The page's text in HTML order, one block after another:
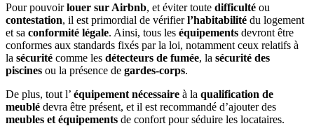
Pour pouvoirlouer sur Airbnb, et éviter toute difficulté ou
contestation, il est primordial de vérifierl’habitabilité du logement
et sa conformité légale. Ainsi, tous les équipements devront être
conformes aux standards fixés par la loi, notamment ceux relatifs à
la sécurité comme les détecteurs de fumée, la sécurité des
piscines ou la présence de gardes-corps.
De plus, tout l’ équipement nécessaire à la qualification de
meublé devra être présent, et il est recommandé d’ajouter des
meubles et équipements de confort pour séduire les locataires.